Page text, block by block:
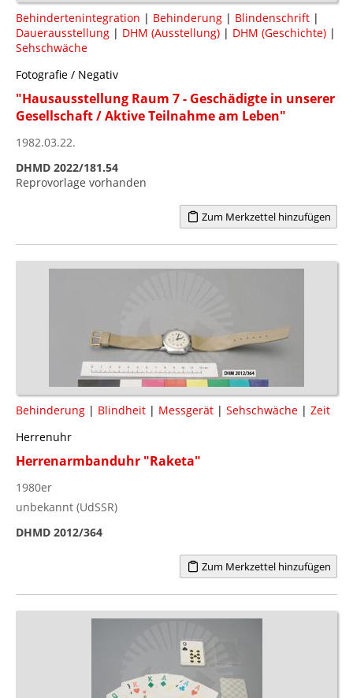
Behindertenintegration | Behinderung | Blindenschrift |
Dauerausstellung | DHM (Ausstellung) | DHM (Geschichte) |
Sehschwäche
Fotografie / Negativ
"Hausausstellung Raum 7 - Geschädigte in unserer
Gesellschaft / Aktive Teilnahme am Leben"
1982.03.22.
DHMD 2022/181.54
Reprovorlage vorhanden
Zum Merkzettel hinzufügen
Behinderung | Blindheit | Messgerät | Sehschwäche | Zeit
Herrenuhr
Herrenarmbanduhr "Raketa"
1980er
unbekannt (UdSSR)
DHMD 2012/364
Zum Merkzettel hinzufügen